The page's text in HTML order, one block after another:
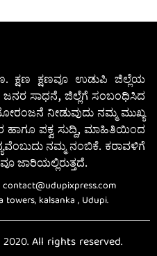
ಕ್ಷಣ ಕ್ಷಣವೂ ಉಡುಪಿ ಜಿಲ್ಲೆಯ
ಸಾಧನೆ, ಜಿಲ್ಲೆಗೆ ಸಂಬಂಧಿಸಿದ
ನೀಡುವುದು ನಮ್ಮ ಮುಖ್ಯ
ಹಾಗೂ ಪಕ್ವ ಸುದ್ದಿ, ಮಾಹಿತಿಯಿಂದ
ನಮ್ಮ ನಂಬಿಕೆ. ಕರಾವಳಿಗೆ
ಜಾರಿಯಲ್ಲಿರುತ್ತದೆ.
contact@udupixpress.com
towers, kalsanka , Udupi.
All rights reserved.